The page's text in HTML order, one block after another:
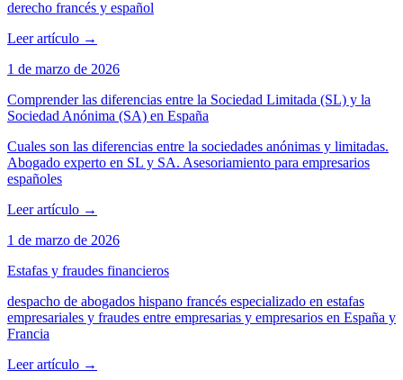
derecho francés y español
Leer artículo →
1 de marzo de 2026
Comprender las diferencias entre la Sociedad Limitada (SL) y la
Sociedad Anónima (SA) en España
Cuales son las diferencias entre la sociedades anónimas y limitadas.
Abogado experto en SL y SA. Asesoriamiento para empresarios
españoles
Leer artículo →
1 de marzo de 2026
Estafas y fraudes financieros
despacho de abogados hispano francés especializado en estafas
empresariales y fraudes entre empresarias y empresarios en España y
Francia
Leer artículo →